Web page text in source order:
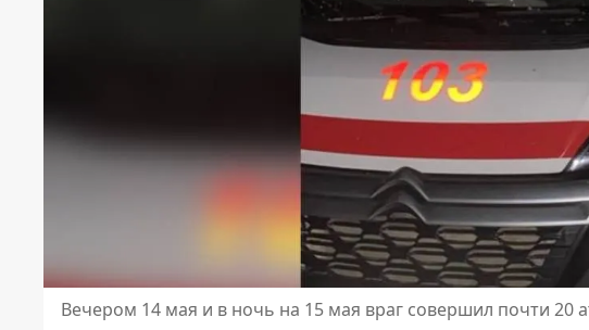
Вечером 14 мая и в ночь на 15 мая враг совершил почти 20